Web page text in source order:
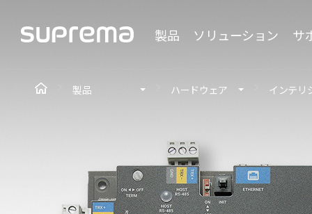
製品 ソリューション サ
製品 ハードウェア インテリ